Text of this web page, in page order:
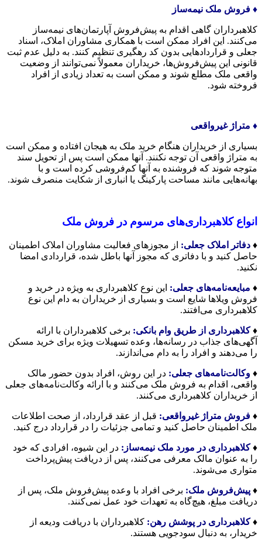
♦️ فروش ملک نیمه‌ساز
کلاهبرداران گاهی اقدام به پیش‌فروش آپارتمان‌های نیمه‌ساز
می‌کنند. این افراد ممکن است با همکاری مشاوران املاک، اسناد
جعلی و قراردادهایی بدون کد رهگیری تنظیم کنند. به دلیل عدم ثبت
قانونی این پیش‌فروش‌ها، خریداران معمولاً نمی‌توانند از وضعیت
واقعی ملک مطلع شوند و ممکن است به تعداد زیادی از افراد
فروخته شود.
♦️ متراژ غیرواقعی
بسیاری از خریداران هنگام خرید ملک به هیجان افتاده و ممکن است
به متراژ واقعی آن توجه نکنند. آنها ممکن است پس از تحویل سند
متوجه شوند که فروشنده به آنها کم‌فروشی کرده است و با
بهانه‌هایی مانند مساحت پارکینگ یا انباری از شکایت منصرف شوند.
انواع کلاهبرداری‌های مرسوم در فروش ملک
♦️ دفاتر املاک جعلی: از مجوزهای فعالیت مشاوران املاک اطمینان
حاصل کنید و با دفاتری که مجوز آنها باطل شده، قراردادی امضا
نکنید.
♦️ مبایعه‌نامه‌های جعلی: این نوع کلاهبرداری به ویژه در خرید و
فروش ویلاها شایع است و بسیاری از خریداران به دام این نوع
کلاهبرداری می‌افتند.
♦️کلاهبرداری از طریق وام بانکی: برخی کلاهبرداران با ارائه
آگهی‌های جذاب در رسانه‌ها، وعده تسهیلات ویژه برای خرید مسکن
را می‌دهند و افراد را به دام می‌اندازند.
♦️ وکالت‌نامه‌های جعلی: در این روش، افراد بدون حضور مالک
واقعی، اقدام به فروش ملک می‌کنند و با ارائه وکالت‌نامه‌های جعلی
از خریداران کلاهبرداری می‌کنند.
♦️ فروش متراژ غیرواقعی: قبل از عقد قرارداد، از صحت اطلاعات
ملک اطمینان حاصل کنید و تمامی جزئیات را در قرارداد درج کنید.
♦️کلاهبرداری در مورد ملک نیمه‌ساز : در این شیوه، افرادی که خود
را به عنوان مالک معرفی می‌کنند، پس از دریافت پیش‌پرداخت
متواری می‌شوند.
♦️ پیش‌فروش ملک: برخی افراد با وعده پیش‌فروش ملک، پس از
دریافت مبلغ، هیچ‌گاه به تعهدات خود عمل نمی‌کنند.
♦️کلاهبرداری در پوشش رهن: کلاهبرداران با دریافت ودیعه از
خریدار، به دنبال سودجویی هستند.